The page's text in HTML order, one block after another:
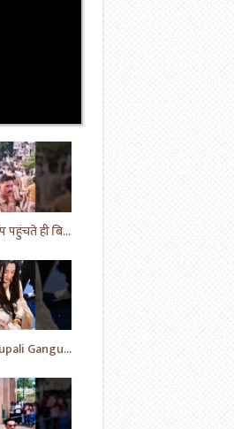
अवन का शॉप पहुंचते ही बिगड़े भीड़ के हालात | Prayagraj News | Ateek Ahmad | #shorts #yt #news
Actress Rupali Ganguly looking beautiful Play a cute puppy | Bollywood | Bollywood News #shorts #yt